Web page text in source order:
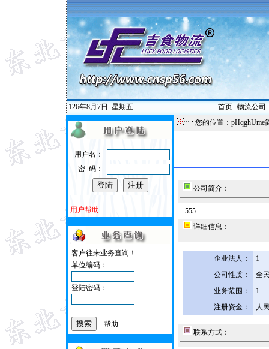
126年8月7日 星期五 首页| 物流公司
用户名：
密 码：
用户帮助...
客户往来业务查询！
单位编码：
登陆密码：
帮助......
您的位置：pHqghUme
公司简介：
555
详细信息：
企业法人：
1
公司性质：
全
业务范围：
1
注册资金：
人
联系方式：